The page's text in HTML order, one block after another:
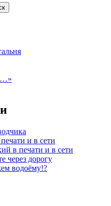
и в сети
в печати и в сети
через дорогу
водоёму!?